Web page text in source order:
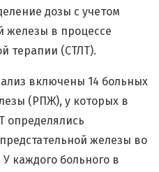
дозы с учетом
железы в процессе
терапии (СТЛТ).
включены 14 больных
(РПЖ), у которых в
определялись
железы во
каждого больного в